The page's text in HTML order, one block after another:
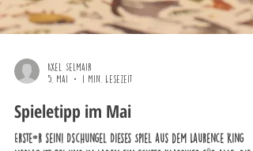
Axel Selmair
5. Mai
1 Min. Lesezeit
Spieletipp im Mai
Erste*r sein! Dschungel Dieses Spiel aus dem Laurence King